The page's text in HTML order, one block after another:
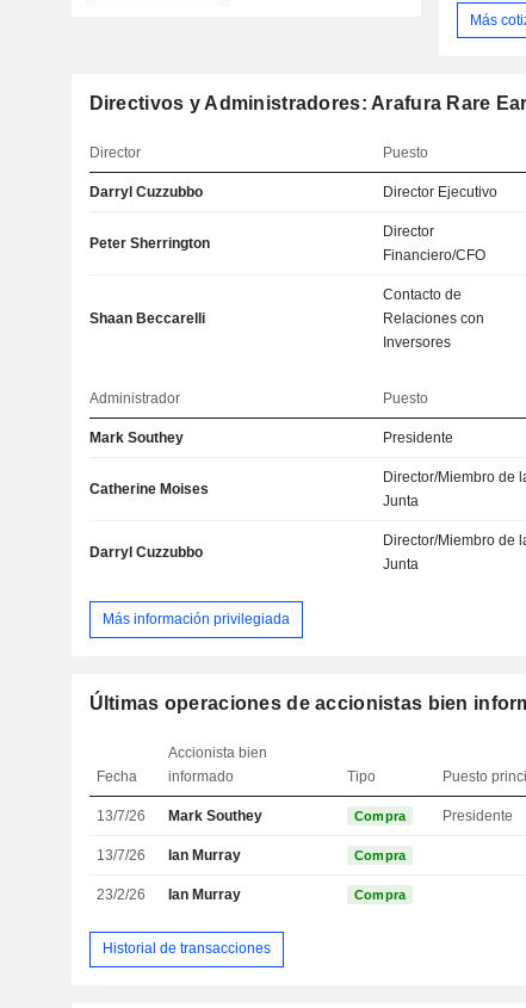
Más
Directivos y Administradores: Arafura Rare
Director Puesto
Darryl Cuzzubbo Director Ejecutivo
Peter Sherrington
Director
Financiero/CFO
Shaan Beccarelli
Contacto de
Relaciones con
Inversores
Administrador Puesto
Mark Southey Presidente
Catherine Moises
Director/Miembro de
Junta
Darryl Cuzzubbo
Director/Miembro de
Junta
Más información privilegiada
Últimas operaciones de accionistas bien
Fecha
Accionista bien
informado
Tipo Puesto
13/7/26 Mark Southey Compra Presidente
13/7/26 Ian Murray Compra
23/2/26 Ian Murray Compra
Historial de transacciones